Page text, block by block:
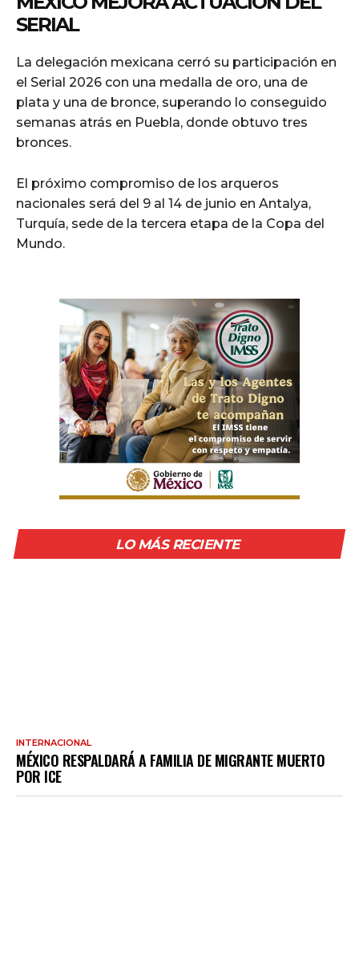
SERIAL
La delegación mexicana cerró su participación en
el Serial 2026 con una medalla de oro, una de
plata y una de bronce, superando lo conseguido
semanas atrás en Puebla, donde obtuvo tres
bronces.
El próximo compromiso de los arqueros
nacionales será del 9 al 14 de junio en Antalya,
Turquía, sede de la tercera etapa de la Copa del
Mundo.
LO MÁS RECIENTE
INTERNACIONAL
MÉXICO RESPALDARÁ A FAMILIA DE MIGRANTE MUERTO
POR ICE